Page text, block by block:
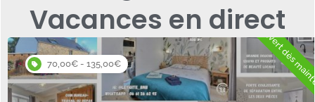
Vacances en direct
70,00€ - 135,00€ Ouvert dès